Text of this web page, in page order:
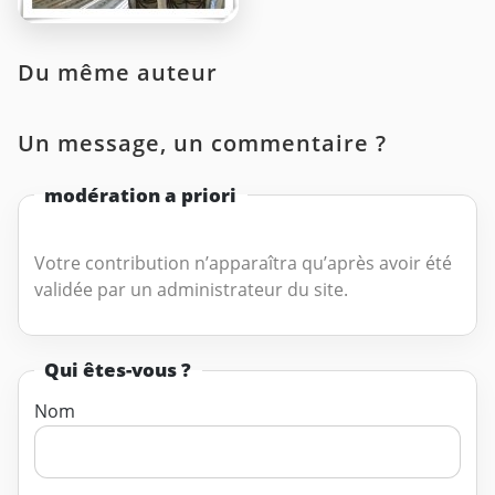
Du même auteur
Un message, un commentaire ?
modération a priori
Votre contribution n’apparaîtra qu’après avoir été
validée par un administrateur du site.
Qui êtes-vous ?
Nom